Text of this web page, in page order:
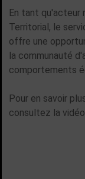
En tant qu'acteur
Territorial, le
offre une
la communauté
comportements
Pour en savoir
consultez la